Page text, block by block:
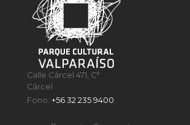
Calle Cárcel 471, C°
Cárcel
Fono:+56 32 235 9400